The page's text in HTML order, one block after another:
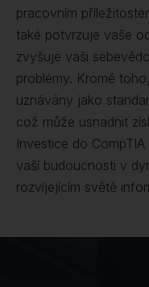
pracovním
také potvrzuje vaše
zvyšuje vaši
problémy. Kromě
uznávány jako
což může usnadnit
Investice do
vaší budoucnosti v
rozvíjejícím světě